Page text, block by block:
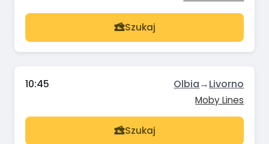
Szukaj
10:45 Olbia→Livorno
Moby Lines
Szukaj